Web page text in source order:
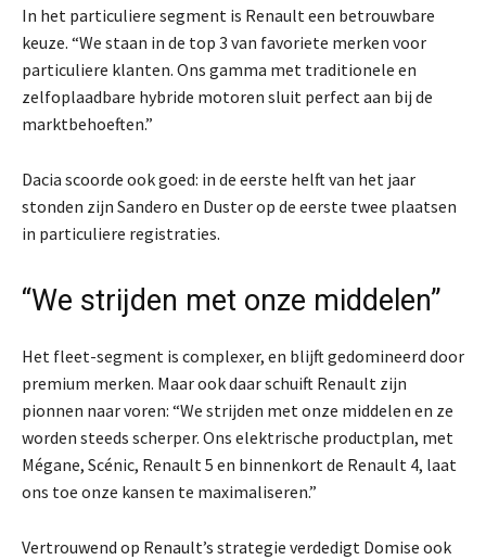
In het particuliere segment is Renault een betrouwbare
keuze. “We staan in de top 3 van favoriete merken voor
particuliere klanten. Ons gamma met traditionele en
zelfoplaadbare hybride motoren sluit perfect aan bij de
marktbehoeften.”
Dacia scoorde ook goed: in de eerste helft van het jaar
stonden zijn Sandero en Duster op de eerste twee plaatsen
in particuliere registraties.
“We strijden met onze middelen”
Het fleet-segment is complexer, en blijft gedomineerd door
premium merken. Maar ook daar schuift Renault zijn
pionnen naar voren: “We strijden met onze middelen en ze
worden steeds scherper. Ons elektrische productplan, met
Mégane, Scénic, Renault 5 en binnenkort de Renault 4, laat
ons toe onze kansen te maximaliseren.”
Vertrouwend op Renault’s strategie verdedigt Domise ook